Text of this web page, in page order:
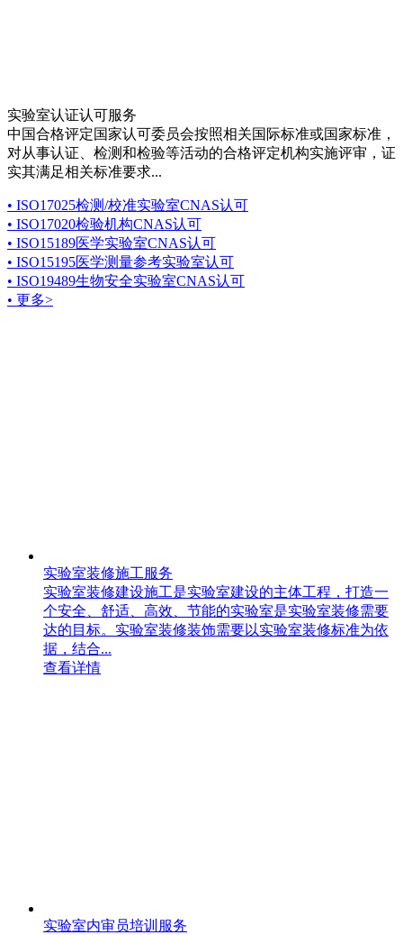
实验室认证认可服务
中国合格评定国家认可委员会按照相关国际标准或国家标准，
对从事认证、检测和检验等活动的合格评定机构实施评审，证
实其满足相关标准要求...
• ISO17025检测/校准实验室CNAS认可
• ISO17020检验机构CNAS认可
• ISO15189医学实验室CNAS认可
• ISO15195医学测量参考实验室认可
• ISO19489生物安全实验室CNAS认可
• 更多>
实验室装修施工服务
实验室装修建设施工是实验室建设的主体工程，打造一
个安全、舒适、高效、节能的实验室是实验室装修需要
达的目标。实验室装修装饰需要以实验室装修标准为依
据，结合...
查看详情
实验室内审员培训服务